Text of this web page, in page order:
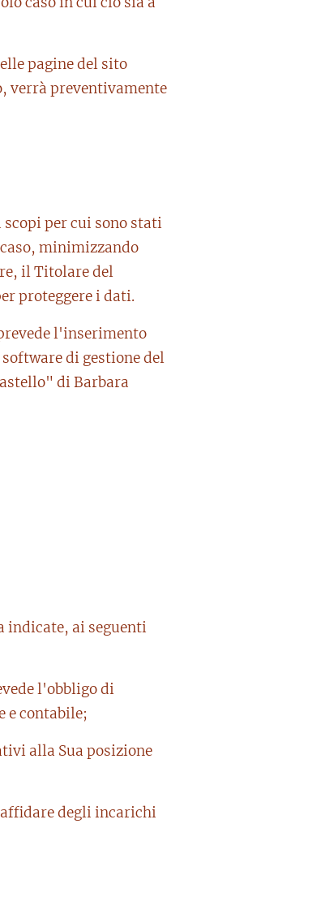
pagine del sito
verrà preventivamente
per cui sono stati
minimizzando
il Titolare del
proteggere i dati.
l'inserimento
di gestione del
di Barbara
indicate, ai seguenti
l'obbligo di
e contabile;
alla Sua posizione
degli incarichi